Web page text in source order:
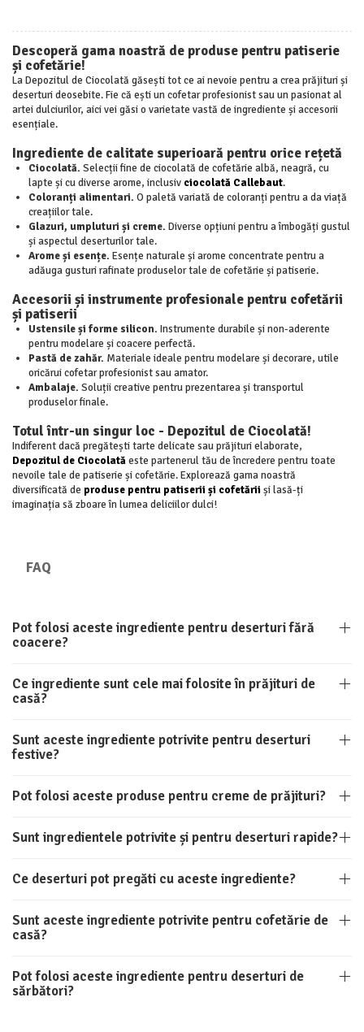
Descoperă gama noastră de produse pentru patiserie
și cofetărie!
La Depozitul de Ciocolată găsești tot ce ai nevoie pentru a crea prăjituri și
deserturi deosebite. Fie că ești un cofetar profesionist sau un pasionat al
artei dulciurilor, aici vei găsi o varietate vastă de ingrediente și accesorii
esențiale.
Ingrediente de calitate superioară pentru orice rețetă
Ciocolată. Selecții fine de ciocolată de cofetărie albă, neagră, cu
lapte și cu diverse arome, inclusiv ciocolată Callebaut.
Coloranți alimentari. O paletă variată de coloranți pentru a da viață
creațiilor tale.
Glazuri, umpluturi și creme. Diverse opțiuni pentru a îmbogăți gustul
și aspectul deserturilor tale.
Arome și esențe. Esențe naturale și arome concentrate pentru a
adăuga gusturi rafinate produselor tale de cofetărie și patiserie.
Accesorii și instrumente profesionale pentru cofetării
și patiserii
Ustensile și forme silicon. Instrumente durabile și non-aderente
pentru modelare și coacere perfectă.
Pastă de zahăr. Materiale ideale pentru modelare și decorare, utile
oricărui cofetar profesionist sau amator.
Ambalaje. Soluții creative pentru prezentarea și transportul
produselor finale.
Totul într-un singur loc - Depozitul de Ciocolată!
Indiferent dacă pregătești tarte delicate sau prăjituri elaborate,
Depozitul de Ciocolatăeste partenerul tău de încredere pentru toate
nevoile tale de patiserie și cofetărie. Explorează gama noastră
diversificată de produse pentru patiserii și cofetăriiși lasă-ți
imaginația să zboare în lumea deliciilor dulci!
FAQ
Pot folosi aceste ingrediente pentru deserturi fără
coacere?
Ce ingrediente sunt cele mai folosite în prăjituri de
casă?
Sunt aceste ingrediente potrivite pentru deserturi
festive?
Pot folosi aceste produse pentru creme de prăjituri?
Sunt ingredientele potrivite și pentru deserturi rapide?
Ce deserturi pot pregăti cu aceste ingrediente?
Sunt aceste ingrediente potrivite pentru cofetărie de
casă?
Pot folosi aceste ingrediente pentru deserturi de
sărbători?